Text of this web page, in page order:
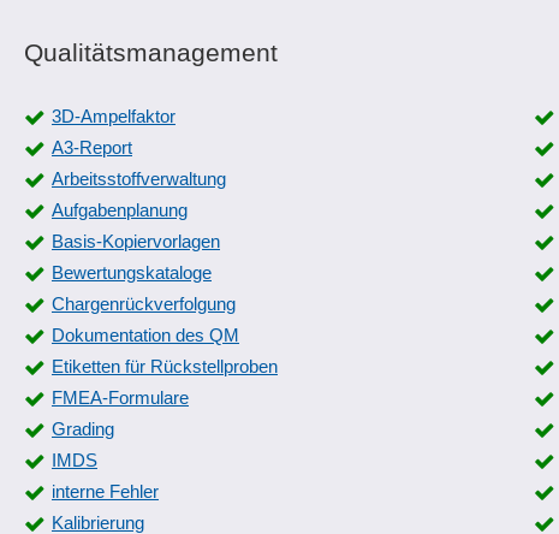
Protokolle MQTT und HTTP
Vorgängen
Technische Dokumentation
Telefonprotokolle
Ticketbearbeitung
Visualisierung
Wachbuch
Zeiterfassung
Qualitätsmanagement
3D-Ampelfaktor
A3-Report
Arbeitsstoffverwaltung
Aufgabenplanung
Basis-Kopiervorlagen
Bewertungskataloge
Chargenrückverfolgung
Dokumentation des QM
Etiketten für Rückstellproben
FMEA-Formulare
Grading
IMDS
interne Fehler
Kalibrierung